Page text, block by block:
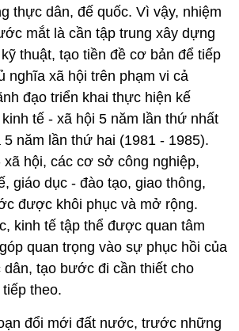
thực dân, đế quốc. Vì vậy, nhiệm
mắt là cần tập trung xây dựng
thuật, tạo tiền đề cơ bản để tiếp
nghĩa xã hội trên phạm vi cả
đạo triển khai thực hiện kế
tế - xã hội 5 năm lần thứ nhất
5 năm lần thứ hai (1981 - 1985).
xã hội, các cơ sở công nghiệp,
giáo dục - đào tạo, giao thông,
được khôi phục và mở rộng.
kinh tế tập thể được quan tâm
quan trọng vào sự phục hồi của
dân, tạo bước đi cần thiết cho
theo.
đổi mới đất nước, trước những